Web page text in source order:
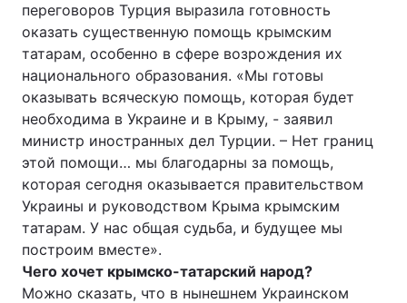
переговоров Турция выразила готовность
оказать существенную помощь крымским
татарам, особенно в сфере возрождения их
национального образования. «Мы готовы
оказывать всяческую помощь, которая будет
необходима в Украине и в Крыму, - заявил
министр иностранных дел Турции. – Нет границ
этой помощи… мы благодарны за помощь,
которая сегодня оказывается правительством
Украины и руководством Крыма крымским
татарам. У нас общая судьба, и будущее мы
построим вместе».
Чего хочет крымско-татарский народ?
Можно сказать, что в нынешнем Украинском